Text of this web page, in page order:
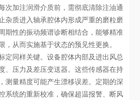
次加注润滑介质前，需彻底清除注油通
杂质进入轴承腔体内形成严重的磨粒磨
期性的振动频谱诊断相结合，能够精准
，从而实施基于状态的预见性更换。
定同样关键。设备腔体内部及进出风总
、压力及差压变送器。这些传感器在持
测量精度可能产生漂移误差。定期的深
系统的重新校准，确保超温报警、断风